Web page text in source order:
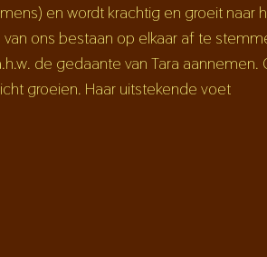
en wordt krachtig en groeit naar
ons bestaan op elkaar af te
de gedaante van Tara aannemen.
groeien. Haar uitstekende voet